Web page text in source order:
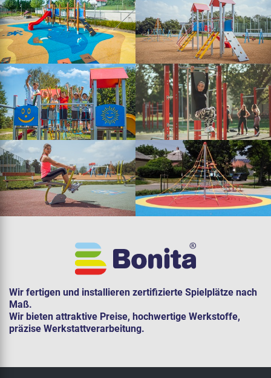
Wir fertigen und installieren zertifizierte Spielplätze nach
Maß.
Wir bieten attraktive Preise, hochwertige Werkstoffe,
präzise Werkstattverarbeitung.